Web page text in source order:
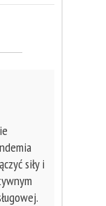
siły i